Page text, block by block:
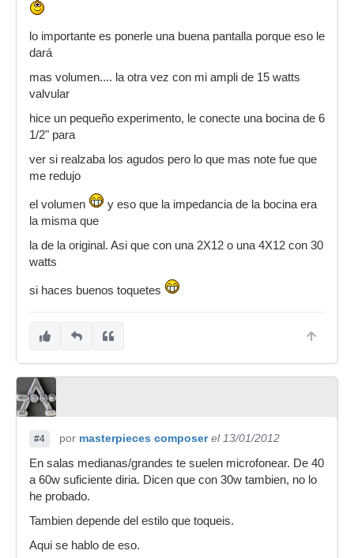
lo importante es ponerle una buena pantalla porque eso le
dará
mas volumen.... la otra vez con mi ampli de 15 watts
valvular
hice un pequeño experimento, le conecte una bocina de 6
1/2" para
ver si realzaba los agudos pero lo que mas note fue que
me redujo
el volumen
y eso que la impedancia de la bocina era
la misma que
la de la original. Asi que con una 2X12 o una 4X12 con 30
watts
si haces buenos toquetes
#4 por masterpieces composer el 13/01/2012
En salas medianas/grandes te suelen microfonear. De 40
a 60w suficiente diria. Dicen que con 30w tambien, no lo
he probado.
Tambien depende del estilo que toqueis.
Aqui se hablo de eso.